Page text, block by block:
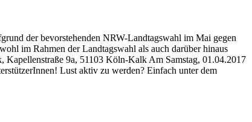
der bevorstehenden NRW-Landtagswahl im Mai gegen
im Rahmen der Landtagswahl als auch darüber hinaus
Kapellenstraße 9a, 51103 Köln-Kalk Am Samstag, 01.04.2017
Lust aktiv zu werden? Einfach unter dem